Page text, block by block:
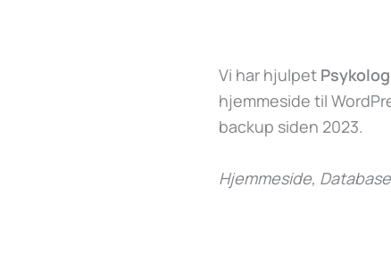
Vi har hjulpet
hjemmeside til
backup siden 2023.
Hjemmeside,